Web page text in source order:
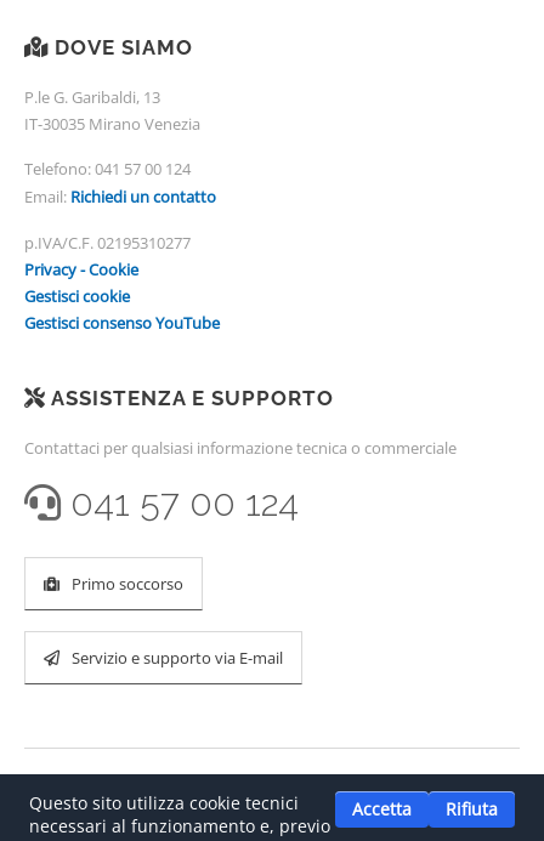
DOVE SIAMO
P.le G. Garibaldi, 13
IT-30035 Mirano Venezia
Telefono:041 57 00 124
Email: Richiedi un contatto
p.IVA/C.F. 02195310277
Privacy - Cookie
Gestisci cookie
Gestisci consenso YouTube
ASSISTENZA E SUPPORTO
Contattaci per qualsiasi informazione tecnica o commerciale
041 57 00 124
Primo soccorso
Servizio e supporto via E-mail
Questo sito utilizza cookie tecnici
necessari al funzionamento e, previo
Accetta Rifiuta